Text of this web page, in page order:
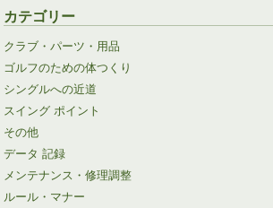
カテゴリー
クラブ・パーツ・用品
ゴルフのための体つくり
シングルへの近道
スイング ポイント
その他
データ 記録
メンテナンス・修理調整
ルール・マナー